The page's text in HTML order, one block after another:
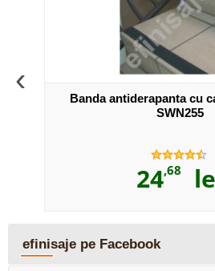
‹
Banda antiderapanta cu
SWN255
24,68
efinisaje pe Facebook